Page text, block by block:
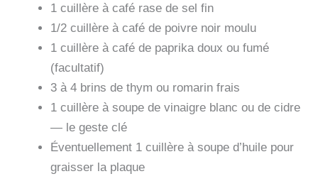
1 cuillère à café rase de sel fin
1/2 cuillère à café de poivre noir moulu
1 cuillère à café de paprika doux ou fumé
(facultatif)
3 à 4 brins de thym ou romarin frais
1 cuillère à soupe de vinaigre blanc ou de cidre
— le geste clé
Éventuellement 1 cuillère à soupe d’huile pour
graisser la plaque